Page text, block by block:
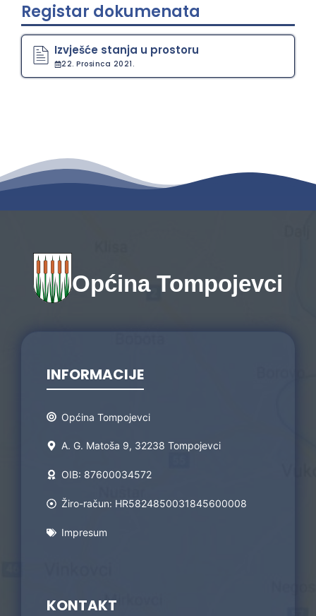
Registar dokumenata
Izvješće stanja u prostoru
22. Prosinca 2021.
Općina Tompojevci
INFORMACIJE
Općina Tompojevci
A. G. Matoša 9, 32238 Tompojevci
OIB: 87600034572
Žiro-račun: HR5824850031845600008
Impresum
KONTAKT